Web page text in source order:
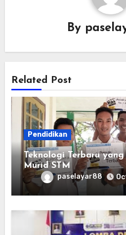
By
Related Post
Pendidikan
Teknologi Terbaru
Murid STM
paselayar88